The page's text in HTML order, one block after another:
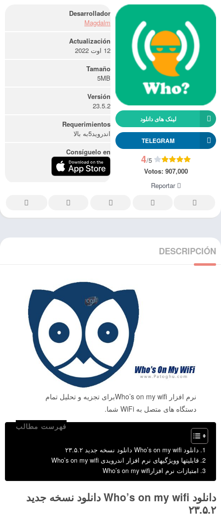
لینک های دانلود
TELEGRAM
4/5
Votos: 907,000
Reportar
Desarrollador
Magdalm
Actualización
12 اوت 2022
Tamaño
5MB
Versión
23.5.2
Requerimientos
اندروید5به بالا
Consíguelo en
DESCRIPCIÓN
نرم افزار Who’s on my wifiبرای تجزیه و تحلیل تمام
دستگاه های متصل به WiFi شما.
فهرست مطالب
دانلود Who’s on my wifi دانلود نسخه جدید ۲۳.۵.۲
قابلیتها وویژگیهای نرم افزار اندرویدی Who’s on my wifi
امتیازات نرم افزارWho’s on my wifi
دانلود Who’s on my wifi دانلود نسخه جدید
۲۳.۵.۲